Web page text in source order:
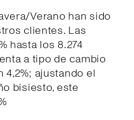
Verano han sido
clientes. Las
hasta los 8.274
a tipo de cambio
ajustando el
bisiesto, este